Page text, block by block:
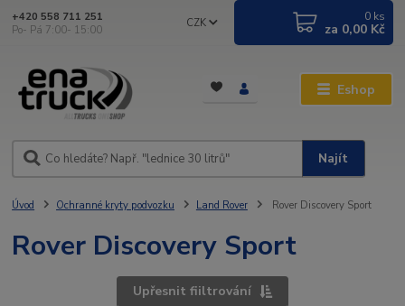
Eshop
CZK
Najít
+420 558 711 251
Po- Pá 7:00- 15:00
0 ks
za 0,00 Kč
Úvod Ochranné kryty podvozku Land Rover Rover Discovery Sport
Rover Discovery Sport
Upřesnit fiiltrování